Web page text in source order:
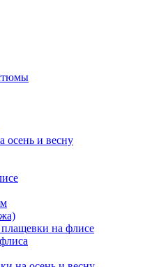
осень и весну
на флисе